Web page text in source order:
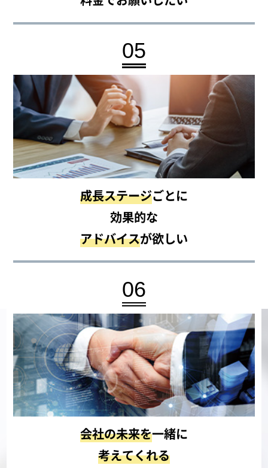
05
成長ステージごとに
効果的な
アドバイスが欲しい
06
会社の未来を一緒に
考えてくれる